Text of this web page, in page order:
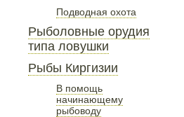
Подводная охота
Рыболовные орудия
типа ловушки
Рыбы Киргизии
В помощь
начинающему
рыбоводу